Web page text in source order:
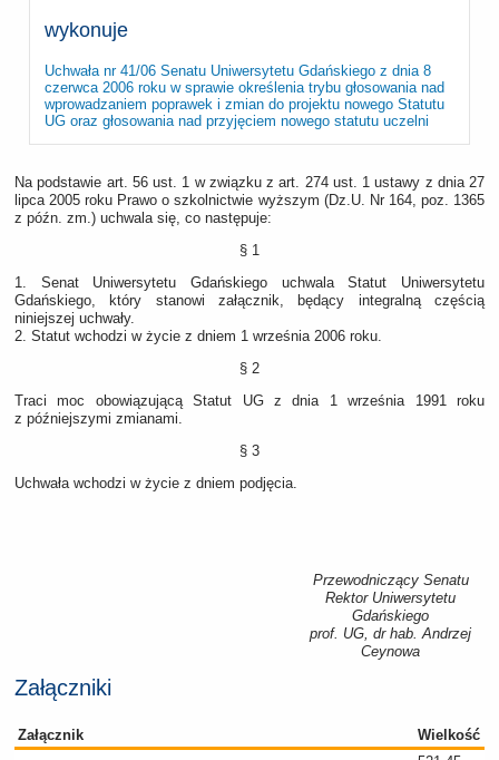
wykonuje
Uchwała nr 41/06 Senatu Uniwersytetu Gdańskiego z dnia 8
czerwca 2006 roku w sprawie określenia trybu głosowania nad
wprowadzaniem poprawek i zmian do projektu nowego Statutu
UG oraz głosowania nad przyjęciem nowego statutu uczelni
Na podstawie art. 56 ust. 1 w związku z art. 274 ust. 1 ustawy z dnia 27
lipca 2005 roku Prawo o szkolnictwie wyższym (Dz.U. Nr 164, poz. 1365
z późn. zm.) uchwala się, co następuje:
§ 1
1. Senat Uniwersytetu Gdańskiego uchwala Statut Uniwersytetu
Gdańskiego, który stanowi załącznik, będący integralną częścią
niniejszej uchwały.
2. Statut wchodzi w życie z dniem 1 września 2006 roku.
§ 2
Traci moc obowiązującą Statut UG z dnia 1 września 1991 roku
z późniejszymi zmianami.
§ 3
Uchwała wchodzi w życie z dniem podjęcia.
Przewodniczący Senatu
Rektor Uniwersytetu
Gdańskiego
prof. UG, dr hab. Andrzej
Ceynowa
Załączniki
Załącznik Wielkość